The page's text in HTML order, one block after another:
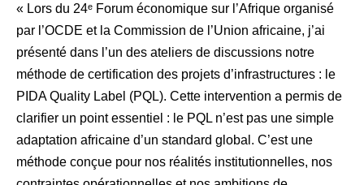
« Lors du 24ᵉ Forum économique sur l’Afrique organisé
par l’OCDE et la Commission de l’Union africaine, j’ai
présenté dans l’un des ateliers de discussions notre
méthode de certification des projets d’infrastructures : le
PIDA Quality Label (PQL). Cette intervention a permis de
clarifier un point essentiel : le PQL n’est pas une simple
adaptation africaine d’un standard global. C’est une
méthode conçue pour nos réalités institutionnelles, nos